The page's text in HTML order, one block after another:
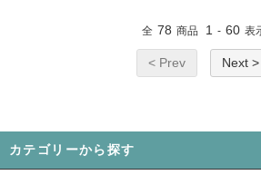
全 78 商品 1 - 60 表
< Prev Next >
カテゴリーから探す